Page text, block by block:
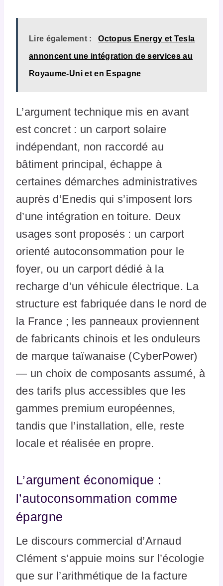
Lire également : Octopus Energy et Tesla
annoncent une intégration de services au
Royaume-Uni et en Espagne
L’argument technique mis en avant
est concret : un carport solaire
indépendant, non raccordé au
bâtiment principal, échappe à
certaines démarches administratives
auprès d’Enedis qui s’imposent lors
d’une intégration en toiture. Deux
usages sont proposés : un carport
orienté autoconsommation pour le
foyer, ou un carport dédié à la
recharge d’un véhicule électrique. La
structure est fabriquée dans le nord de
la France ; les panneaux proviennent
de fabricants chinois et les onduleurs
de marque taïwanaise (CyberPower)
— un choix de composants assumé, à
des tarifs plus accessibles que les
gammes premium européennes,
tandis que l’installation, elle, reste
locale et réalisée en propre.
L’argument économique :
l’autoconsommation comme
épargne
Le discours commercial d’Arnaud
Clément s’appuie moins sur l’écologie
que sur l’arithmétique de la facture